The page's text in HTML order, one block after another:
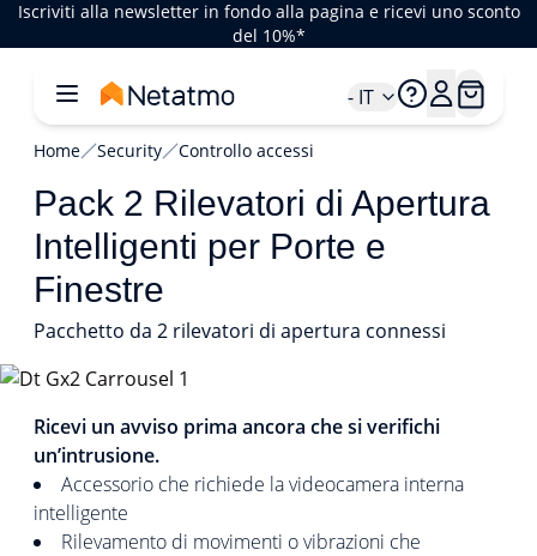
Iscriviti alla newsletter in fondo alla pagina e ricevi uno sconto
del 10%*
- IT
Home Security Controllo accessi
Pack 2 Rilevatori di Apertura
Intelligenti per Porte e
Finestre
Pacchetto da 2 rilevatori di apertura connessi
Ricevi un avviso prima ancora che si verifichi
un’intrusione.
Accessorio che richiede la videocamera interna
intelligente
Rilevamento di movimenti o vibrazioni che